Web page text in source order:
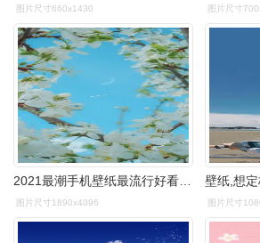
图片尺寸660x1430 图片尺寸
图片尺寸1890x4096 图片尺寸